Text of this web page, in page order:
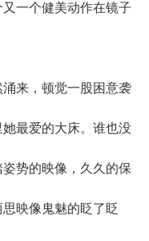
一个健美动作在镜子
来，顿觉一股困意袭
最爱的大床。谁也没
势的映像，久久的保
映像鬼魅的眨了眨